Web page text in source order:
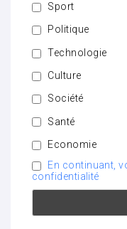
Sport
Politique
Technologie
Culture
Société
Santé
Economie
En continuant,
confidentialité